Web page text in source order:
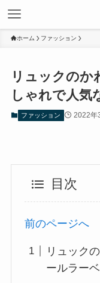
ホーム ファッション
リュックのか
しゃれで人
ファッション 2022年
目次
前のページへ
リュック
ールラー